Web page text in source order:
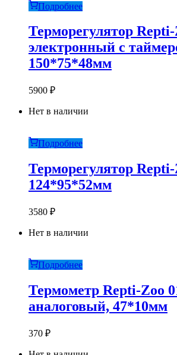
Подробнее
Терморегулятор
электронный с
150*75*48мм
5900 ₽
Нет в наличии
Подробнее
Терморегулятор
124*95*52мм
3580 ₽
Нет в наличии
Подробнее
Термометр Repti-Zoo
аналоговый, 47*10мм
370 ₽